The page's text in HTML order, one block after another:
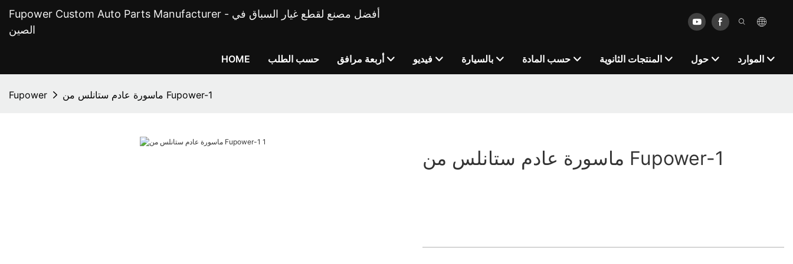
Fupower Custom Auto Parts Manufacturer - أفضل مصنع لقطع غيار السباق في
الصين
HOME حسب الطلب أربعة مرافق فيديو بالسيارة حسب المادة المنتجات الثانوية حول الموارد
Fupower ماسورة عادم ستانلس من Fupower-1
ماسورة عادم ستانلس من Fupower-1